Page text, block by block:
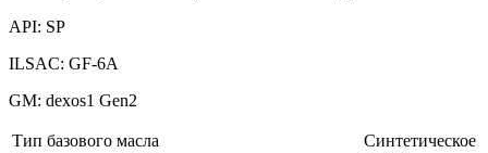
API: SP
ILSAC: GF-6A
GM: dexos1 Gen2
Тип базового масла
Синтетическое